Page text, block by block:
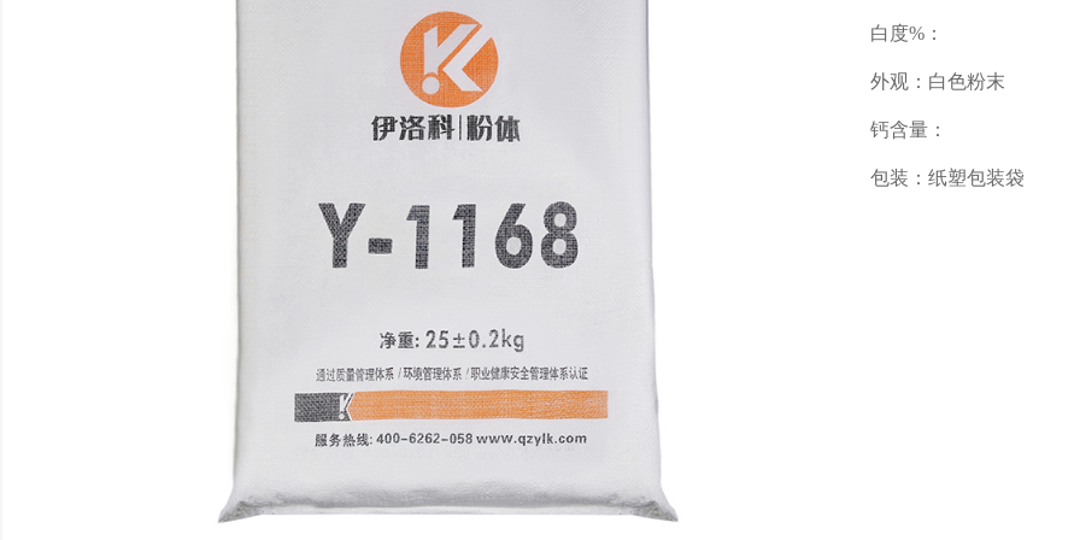
白度%：
外观：白色粉末
钙含量：
包装：纸塑包装袋